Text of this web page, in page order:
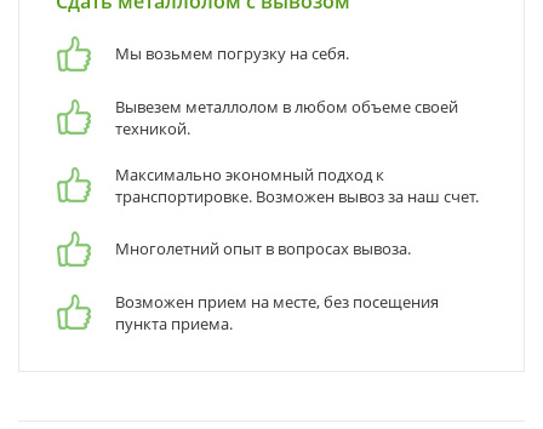
Мы возьмем погрузку на себя.
Вывезем металлолом в любом объеме своей
техникой.
Максимально экономный подход к
транспортировке. Возможен вывоз за наш счет.
Многолетний опыт в вопросах вывоза.
Возможен прием на месте, без посещения
пункта приема.